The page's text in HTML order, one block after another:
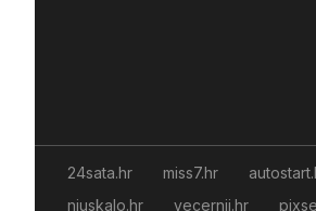
24sata.hr miss7.hr
njuskalo.hr
vecernji.hr